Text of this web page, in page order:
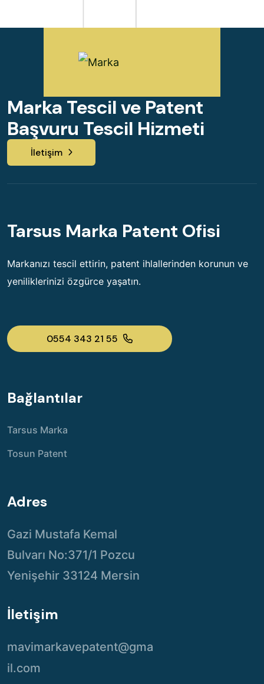
Marka Tescil ve Patent
Başvuru Tescil Hizmeti
İletişim
Tarsus Marka Patent Ofisi
Markanızı tescil ettirin, patent ihlallerinden korunun ve
yeniliklerinizi özgürce yaşatın.
0554 343 21 55
Bağlantılar
Tarsus Marka
Tosun Patent
Adres
Gazi Mustafa Kemal
Bulvarı No:371/1 Pozcu
Yenişehir 33124 Mersin
İletişim
mavimarkavepatent@gma
il.com